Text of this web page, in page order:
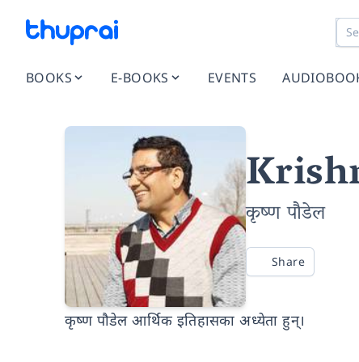
BOOKS E-BOOKS EVENTS
कृष्ण पौडेल
Share
कृष्ण पौडेल आर्थिक इतिहासका अध्येता हुन्।